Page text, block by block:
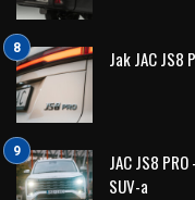
Jak JAC JS8
JAC JS8
SUV-a